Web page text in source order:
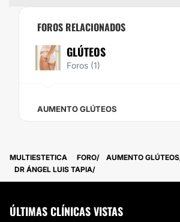
FOROS RELACIONADOS
GLÚTEOS
Foros (1)
AUMENTO GLÚTEOS
MULTIESTETICA FORO
AUMENTO GLÚTEOS
DR ÁNGEL LUIS TAPIA
ÚLTIMAS CLÍNICAS VISTAS